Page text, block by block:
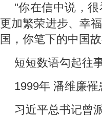
"你在信中说，
更加繁荣进步、幸
国，你笔下的中国
短短数语勾起往
1999年 潘维廉罹
习近平总书记曾